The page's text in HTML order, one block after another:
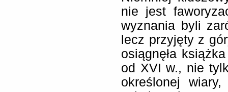
nie jest
wyznania byli
lecz przyjęty z
osiągnęła
od XVI w., nie
określonej